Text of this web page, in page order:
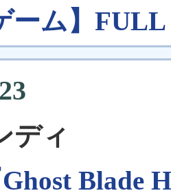
ーム】
ディ
Blade